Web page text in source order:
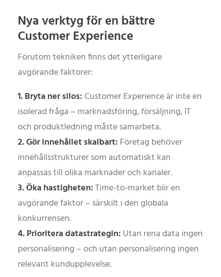
Nya verktyg för en bättre
Customer Experience
Förutom tekniken finns det ytterligare
avgörande faktorer:
1. Bryta ner silos: Customer Experience är inte en
isolerad fråga – marknadsföring, försäljning, IT
och produktledning måste samarbeta.
2. Gör innehållet skalbart: Företag behöver
innehållsstrukturer som automatiskt kan
anpassas till olika marknader och kanaler.
3. Öka hastigheten:Time-to-market blir en
avgörande faktor – särskilt i den globala
konkurrensen.
4. Prioritera datastrategin: Utan rena data ingen
personalisering – och utan personalisering ingen
relevant kundupplevelse.